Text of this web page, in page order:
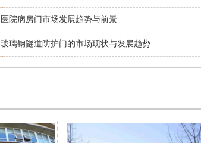
医院病房门市场发展趋势与前景
玻璃钢隧道防护门的市场现状与发展趋势